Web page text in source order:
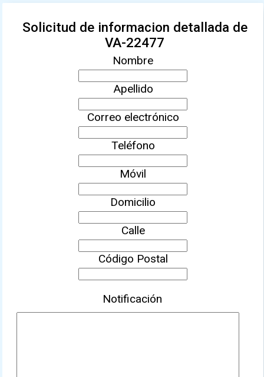
Solicitud de informacion detallada de
VA-22477
Nombre
Apellido
Correo electrónico
Teléfono
Móvil
Domicilio
Calle
Código Postal
Notificación